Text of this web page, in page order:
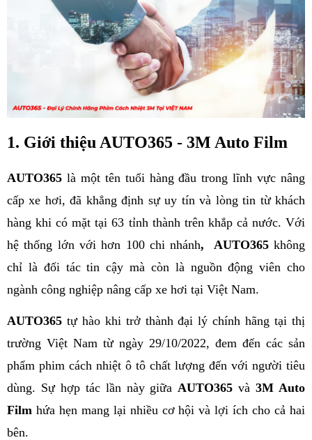
1. Giới thiệu AUTO365 - 3M Auto Film
AUTO365 là một tên tuổi hàng đầu trong lĩnh vực nâng
cấp xe hơi, đã khẳng định sự uy tín và lòng tin từ khách
hàng khi có mặt tại 63 tỉnh thành trên khắp cả nước. Với
hệ thống lớn với hơn 100 chi nhánh, AUTO365 không
chỉ là đối tác tin cậy mà còn là nguồn động viên cho
ngành công nghiệp nâng cấp xe hơi tại Việt Nam.
AUTO365 tự hào khi trở thành đại lý chính hãng tại thị
trường Việt Nam từ ngày 29/10/2022, đem đến các sản
phẩm phim cách nhiệt ô tô chất lượng đến với người tiêu
dùng. Sự hợp tác lần này giữa AUTO365 và 3M Auto
Film hứa hẹn mang lại nhiều cơ hội và lợi ích cho cả hai
bên.